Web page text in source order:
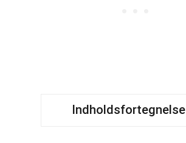
Indholdsfortegnelse